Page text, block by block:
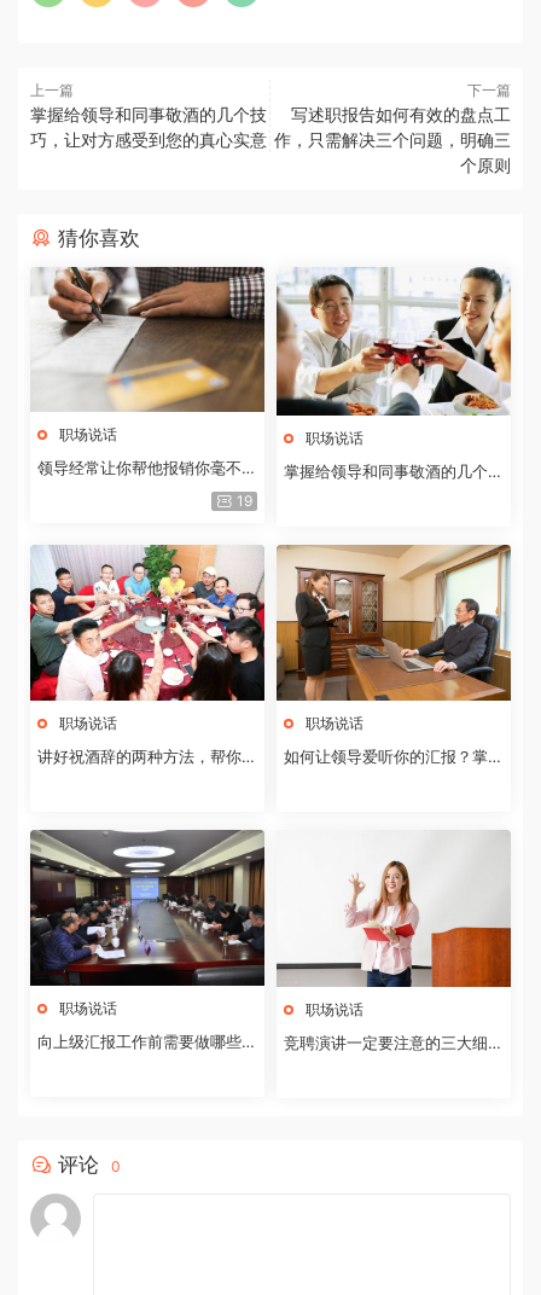
上一篇
掌握给领导和同事敬酒的几个技
巧，让对方感受到您的真心实意
下一篇
写述职报告如何有效的盘点工
作，只需解决三个问题，明确三
个原则
猜你喜欢
职场说话
领导经常让你帮他报销你毫不知
情的费用，六个方法让你避开雷
19
职场说话
掌握给领导和同事敬酒的几个技
职场说话
讲好祝酒辞的两种方法，帮你把
职场说话
如何让领导爱听你的汇报？掌握
职场说话
向上级汇报工作前需要做哪些准
职场说话
竞聘演讲一定要注意的三大细
评论 0